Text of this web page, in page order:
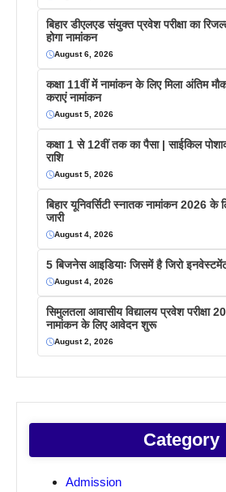
बिहार डीएलएड संयुक्त प्रवेश परीक्षा का
होगा नामांकन
August 6, 2026
कक्षा 11वीं में नामांकन के लिए मिला अंतिम
कराएं नामांकन
August 5, 2026
कक्षा 1 से 12वीं तक का पैसा | साईकिल
राशि
August 5, 2026
बिहार यूनिवर्सिटी स्नातक नामांकन 2026 के
जारी
August 4, 2026
5 बिजनेस आइडियाः जिसमें है जिरो
August 4, 2026
सिमुलतला आवासीय विद्यालय प्रवेश परीक्षा
नामांकन के लिए आवेदन शुरू
August 2, 2026
Category
Admission